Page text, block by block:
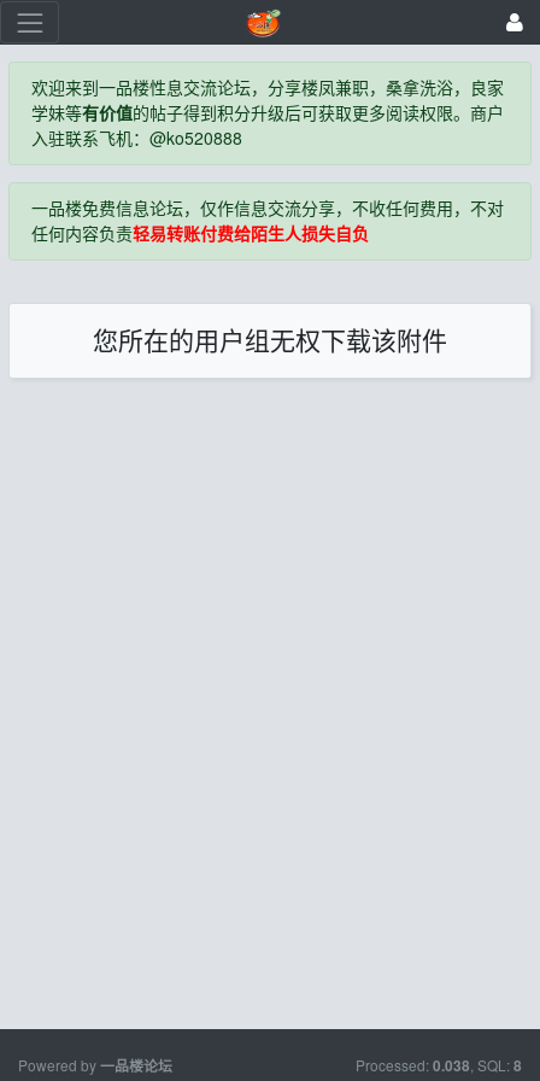
欢迎来到一品楼性息交流论坛，分享楼凤兼职，桑拿洗浴，良家
学妹等有价值的帖子得到积分升级后可获取更多阅读权限。商户
入驻联系飞机：@ko520888
一品楼免费信息论坛，仅作信息交流分享，不收任何费用，不对
任何内容负责轻易转账付费给陌生人损失自负
您所在的用户组无权下载该附件
Powered by一品楼论坛 Processed: 0.038 , SQL: 8